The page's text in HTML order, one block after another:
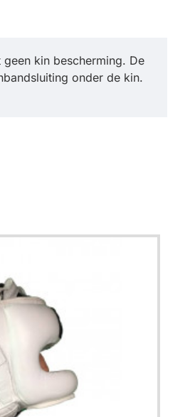
kin bescherming. De
onder de kin.